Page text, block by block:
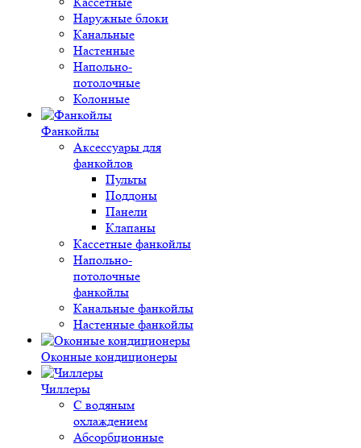
Наружные блоки
Канальные
Настенные
Напольно-
потолочные
Колонные
Фанкойлы
Аксессуары для
фанкойлов
Пульты
Поддоны
Панели
Клапаны
Кассетные фанкойлы
Напольно-
потолочные
фанкойлы
Канальные фанкойлы
Настенные фанкойлы
Оконные кондиционеры
Чиллеры
С водяным
охлаждением
Абсорбционные